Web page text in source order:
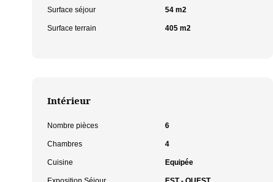
Surface séjour 54 m2
Surface terrain 405 m2
Intérieur
Nombre pièces 6
Chambres 4
Cuisine Equipée